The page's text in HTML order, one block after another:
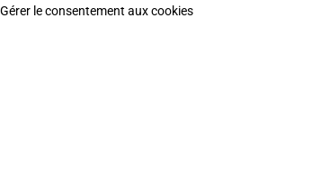
Gérer le consentement aux cookies